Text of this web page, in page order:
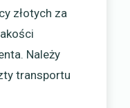
złotych za
Należy
transportu